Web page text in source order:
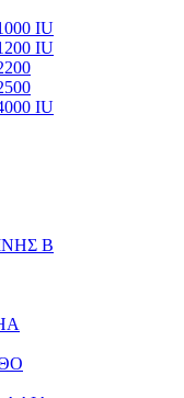
IU
IU
IU
Β